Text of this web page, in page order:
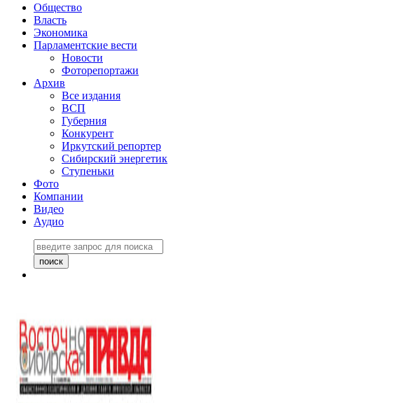
Общество
Власть
Экономика
Парламентские вести
Новости
Фоторепортажи
Архив
Все издания
ВСП
Губерния
Конкурент
Иркутский репортер
Сибирский энергетик
Ступеньки
Фото
Компании
Видео
Аудио